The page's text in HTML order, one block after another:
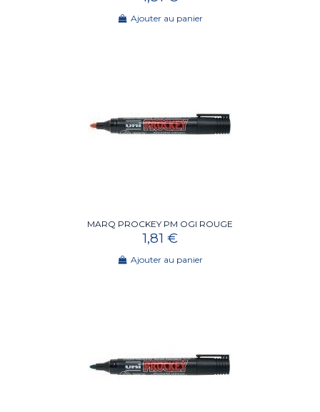
Ajouter au panier
MARQ PROCKEY PM OGI ROUGE
1,81 €
Ajouter au panier